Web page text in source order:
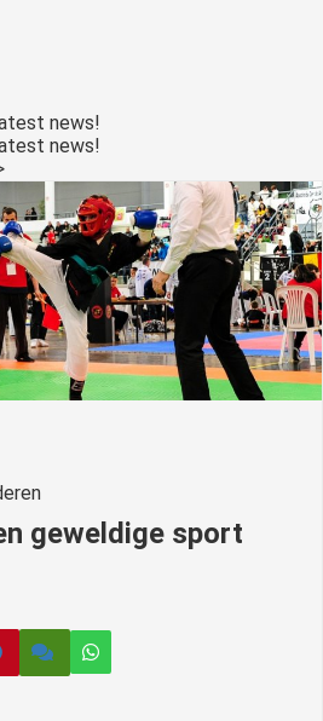
news!
news!
geweldige sport